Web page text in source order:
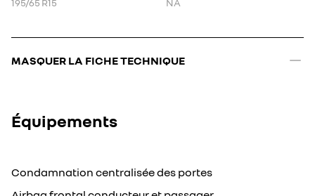
MASQUER LA FICHE TECHNIQUE
195/65 R15 NA
Équipements
Condamnation centralisée des portes